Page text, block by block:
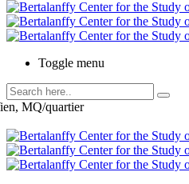
Toggle menu
MQ/quartier